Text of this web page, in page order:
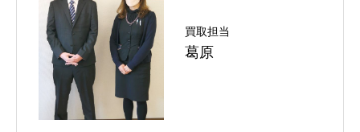
買取担当
葛原